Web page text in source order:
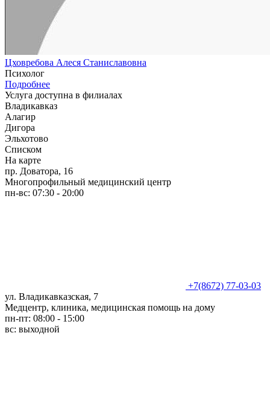
Цховребова Алеся Станиславовна
Психолог
Подробнее
Услуга доступна в филиалах
Владикавказ
Алагир
Дигора
Эльхотово
Списком
На карте
пр. Доватора, 16
Многопрофильный медицинский центр
пн-вс: 07:30 - 20:00
+7(8672) 77-03-03
ул. Владикавказская, 7
Медцентр, клиника, медицинская помощь на дому
пн-пт: 08:00 - 15:00
вс: выходной